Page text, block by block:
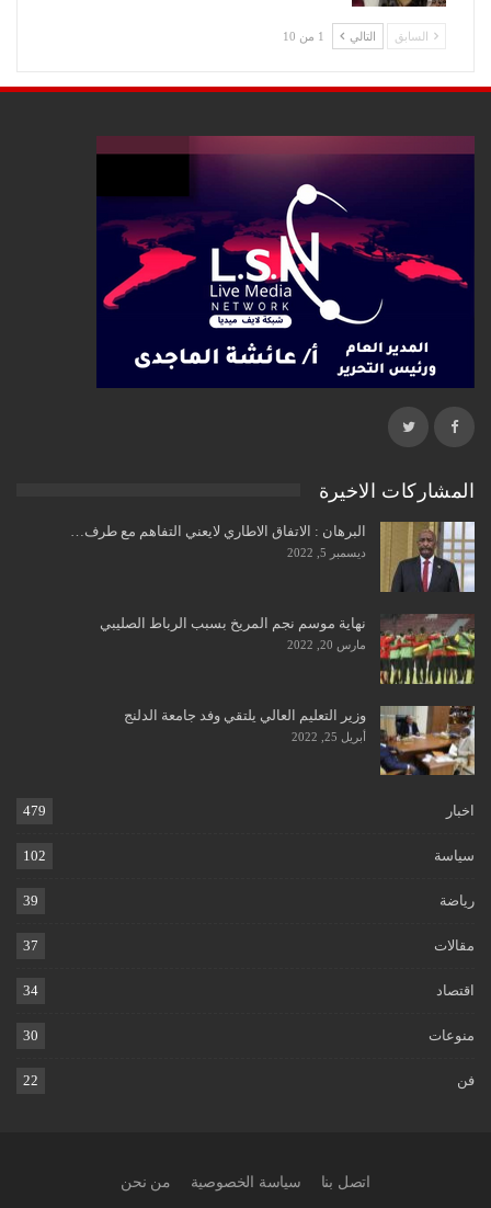
السابق التالي 1 من 10
المشاركات الاخيرة
البرهان : الاتفاق الاطاري لايعني التفاهم مع طرف…
ديسمبر 5, 2022
نهاية موسم نجم المريخ بسبب الرباط الصليبي
مارس 20, 2022
وزير التعليم العالي يلتقي وفد جامعة الدلنج
أبريل 25, 2022
اخبار 479
سياسة 102
رياضة 39
مقالات 37
اقتصاد 34
منوعات 30
فن 22
اتصل بنا سياسة الخصوصية من نحن